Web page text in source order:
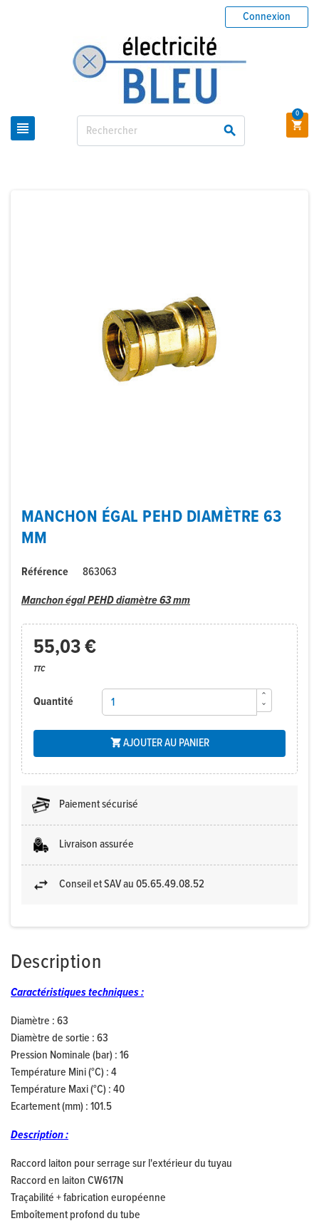
 
Connexion

0
MANCHON ÉGAL PEHD DIAMÈTRE 63
MM
Référence
863063
Manchon égal PEHD diamètre 63 mm
55,03 €
TTC
Quantité
AJOUTER AU PANIER
Paiement sécurisé
Livraison assurée
Conseil et SAV au 05.65.49.08.52
Description
Caractéristiques techniques :
Diamètre : 63
Diamètre de sortie : 63
Pression Nominale (bar) : 16
Température Mini (°C) : 4
Température Maxi (°C) : 40
Ecartement (mm) : 101.5
Description :
Raccord laiton pour serrage sur l'extérieur du tuyau
Raccord en laiton CW617N
Traçabilité + fabrication européenne
Emboîtement profond du tube